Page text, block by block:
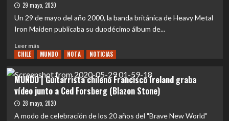
Black
Murder:
The
Majesty
29 mayo, 2020
Un 29 de mayo del año 2000, la banda británica de Heavy Metal
Iron Maiden publicaba su duodécimo álbum de...
Leer másLeer
más
COLUMNA
|
A
20
años
CHILE MUNDO NOTA NOTICIAS
MUNDO | Guitarrista chileno Francisco Ireland graba
vídeo junto a Ced Forsberg (Blazon Stone)
28 mayo, 2020
A modo de celebración de los 20 años del "Brave New World"